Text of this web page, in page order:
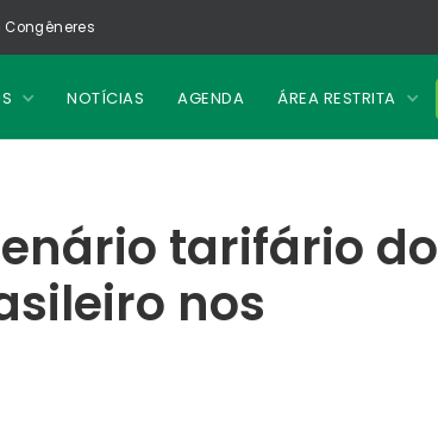
Congêneres
NOTÍCIAS AGENDA ÁREA RESTRITA
tarifário do
nos